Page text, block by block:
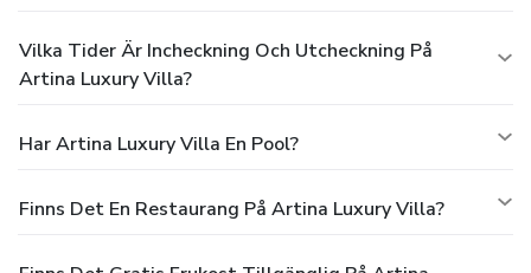
Vilka Tider Är Incheckning Och Utcheckning På
Artina Luxury Villa?
Har Artina Luxury Villa En Pool?
Finns Det En Restaurang På Artina Luxury Villa?